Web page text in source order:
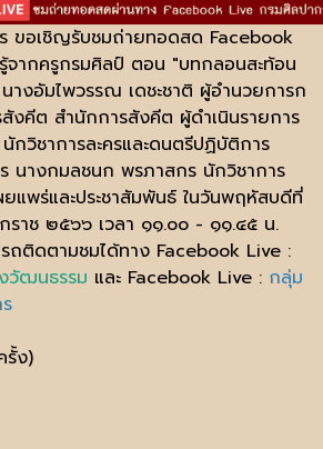
ชิญรับชมถ่ายทอดสด Facebook
จากครูกรมศิลป์ ตอน "บทกลอนสะท้อน
งอัมไพวรรณ เดชะชาติ ผู้อำนวยการก
งคีต สำนักการสังคีต ผู้ดำเนินรายการ
วิชาการละครและดนตรีปฏิบัติการ
นางกมลชนก พรภาสกร นักวิชาการ
แพร่และประชาสัมพันธ์ ในวันพฤหัสบดีที่
าช ๒๕๖๖ เวลา ๑๑.๐๐ - ๑๑.๔๕ น.
ตามชมได้ทาง Facebook Live :
วัฒนธรรม และ Facebook Live : กลุ่ม
รั้ง)